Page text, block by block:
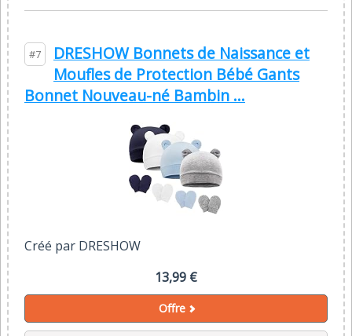
#7
DRESHOW Bonnets de Naissance et
Moufles de Protection Bébé Gants
Bonnet Nouveau-né Bambin ...
Créé par DRESHOW
13,99 €
Offre